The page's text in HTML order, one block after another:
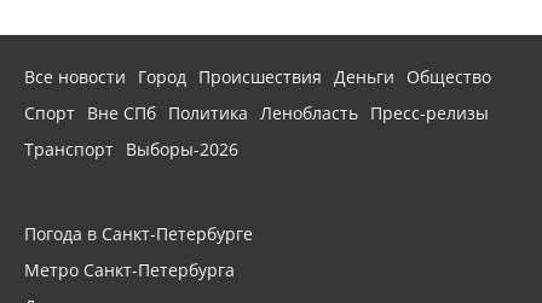
Все новости Город Происшествия Деньги
Общество
Спорт Вне СПб Политика Ленобласть Пресс-релизы
Транспорт Выборы-2026
Погода в Санкт-Петербурге
Метро Санкт-Петербурга